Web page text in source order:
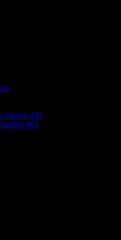
Speech API
API